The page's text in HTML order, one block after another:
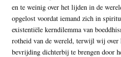
en te weinig over het lijden in de
opgelost voordat iemand zich in
existentiële kerndilemma van
rotheid van de wereld, terwijl wij over
bevrijding dichterbij te brengen door